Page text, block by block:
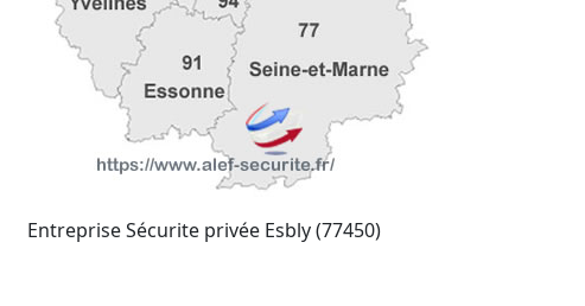
Entreprise Sécurite privée Esbly (77450)